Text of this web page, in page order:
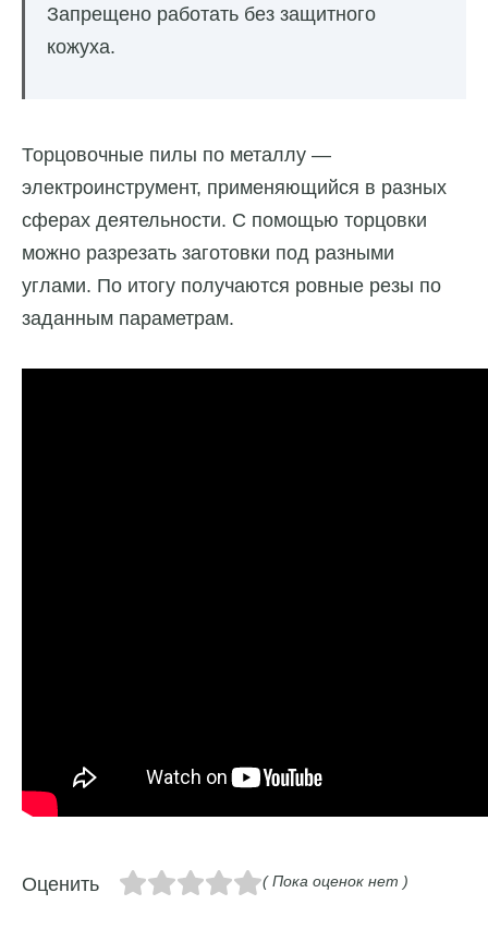
Запрещено работать без защитного
кожуха.
Торцовочные пилы по металлу —
электроинструмент, применяющийся в разных
сферах деятельности. С помощью торцовки
можно разрезать заготовки под разными
углами. По итогу получаются ровные резы по
заданным параметрам.
Оценить ( Пока оценок нет )